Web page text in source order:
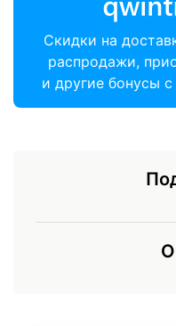
Скидки на
распродажи,
и другие бонусы